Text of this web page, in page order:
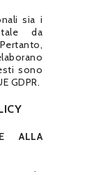
sia i
da
sono
GDPR.
ALLA